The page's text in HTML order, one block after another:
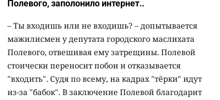
Полевого, заполонило интернет..
– Ты входишь или не входишь? – допытывается
мажилисмен у депутата городского маслихата
Полевого, отвешивая ему затрещины. Полевой
стоически переносит побои и отказывается
"входить". Судя по всему, на кадрах "тёрки" идут
из-за "бабок". В заключение Полевой благодарит